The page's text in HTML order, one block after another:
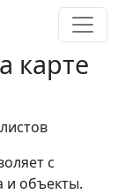
карте
с
и объекты.